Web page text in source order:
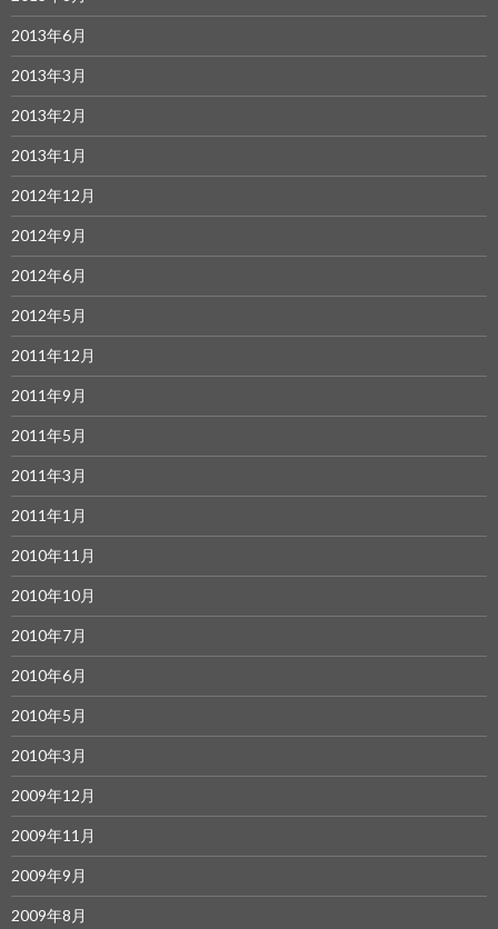
2013年6月
2013年3月
2013年2月
2013年1月
2012年12月
2012年9月
2012年6月
2012年5月
2011年12月
2011年9月
2011年5月
2011年3月
2011年1月
2010年11月
2010年10月
2010年7月
2010年6月
2010年5月
2010年3月
2009年12月
2009年11月
2009年9月
2009年8月